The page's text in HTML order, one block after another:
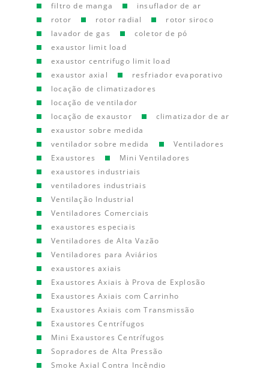
filtro de manga
insuflador de ar
rotor
rotor radial
rotor siroco
lavador de gas
coletor de pó
exaustor limit load
exaustor centrifugo limit load
exaustor axial
resfriador evaporativo
locação de climatizadores
locação de ventilador
locação de exaustor
climatizador de ar
exaustor sobre medida
ventilador sobre medida
Ventiladores
Exaustores
Mini Ventiladores
exaustores industriais
ventiladores industriais
Ventilação Industrial
Ventiladores Comerciais
exaustores especiais
Ventiladores de Alta Vazão
Ventiladores para Aviários
exaustores axiais
Exaustores Axiais à Prova de Explosão
Exaustores Axiais com Carrinho
Exaustores Axiais com Transmissão
Exaustores Centrífugos
Mini Exaustores Centrífugos
Sopradores de Alta Pressão
Smoke Axial Contra Incêndio